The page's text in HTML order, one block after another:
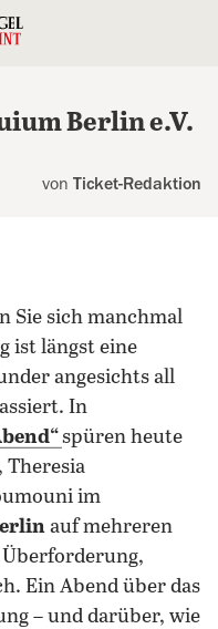
Berlin e.V.
von Ticket-Redaktion
Sie sich manchmal
ist längst eine
angesichts all
In
spüren heute
Theresia
im
auf mehreren
Ein Abend über das
– und darüber, wie